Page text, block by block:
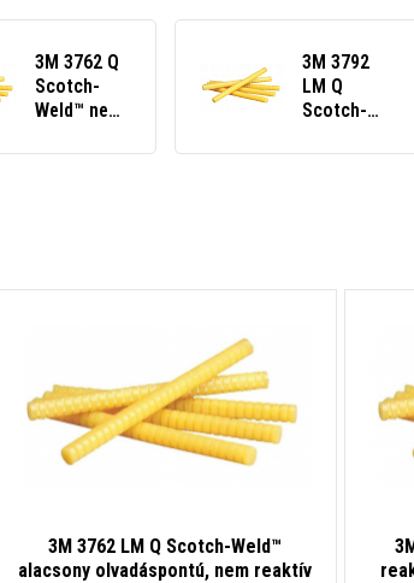
3M 3762 Q
Scotch-
Weld™ nem
olvadékragasztó,
3M 3792
LM Q
Scotch-
alacsony
3M 3762 LM Q Scotch-Weld™
alacsony olvadáspontú, nem reaktív